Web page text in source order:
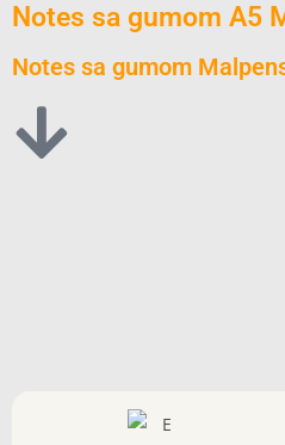
Notes sa gumom A5
Notes sa gumom